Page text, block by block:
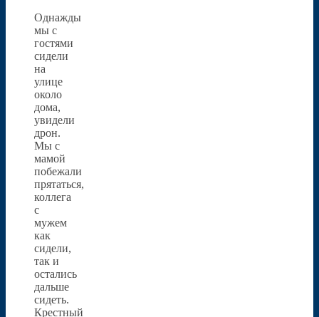
Однажды
мы с
гостями
сидели
на
улице
около
дома,
увидели
дрон.
Мы с
мамой
побежали
прятаться,
коллега
с
мужем
как
сидели,
так и
остались
дальше
сидеть.
Крестный